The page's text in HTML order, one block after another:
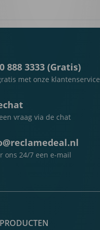
888 3333 (Gratis)
met onze klantenservice
vraag via de chat
ons 24/7 een e-mail